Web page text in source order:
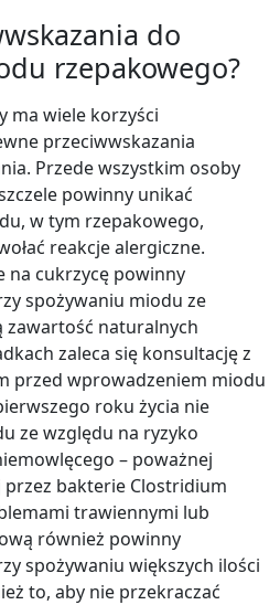
do
rzepakowego?
ma wiele korzyści
przeciwwskazania
Przede wszystkim osoby
powinny unikać
w tym rzepakowego,
reakcje alergiczne.
na cukrzycę powinny
spożywaniu miodu ze
zawartość naturalnych
zaleca się konsultację z
przed wprowadzeniem miodu
roku życia nie
ze względu na ryzyko
– poważnej
bakterie Clostridium
trawiennymi lub
również powinny
spożywaniu większych ilości
to, aby nie przekraczać